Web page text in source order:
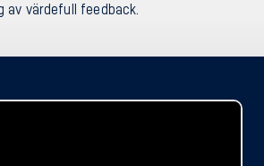
av värdefull feedback.